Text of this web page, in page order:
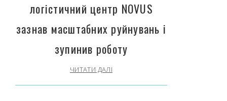
логістичний центр NOVUS
зазнав масштабних руйнувань і
зупинив роботу
ЧИТАТИ ДАЛІ